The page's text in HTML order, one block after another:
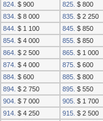
824. $ 900 825. $ 800
834. $ 8 000 835. $ 2 250
844. $ 1 100 845. $ 850
854. $ 4 000 855. $ 850
864. $ 2 500 865. $ 1 000
874. $ 4 000 875. $ 600
884. $ 600 885. $ 800
894. $ 2 750 895. $ 550
904. $ 7 000 905. $ 1 700
914. $ 4 250 915. $ 2 500